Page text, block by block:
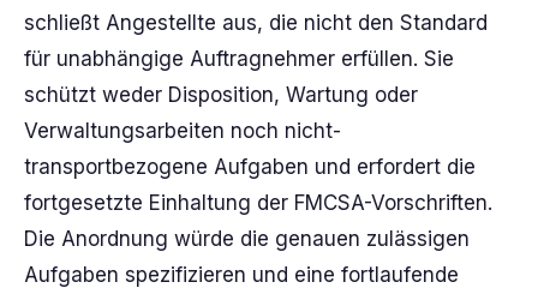
schließt Angestellte aus, die nicht den Standard
für unabhängige Auftragnehmer erfüllen. Sie
schützt weder Disposition, Wartung oder
Verwaltungsarbeiten noch nicht-
transportbezogene Aufgaben und erfordert die
fortgesetzte Einhaltung der FMCSA-Vorschriften.
Die Anordnung würde die genauen zulässigen
Aufgaben spezifizieren und eine fortlaufende